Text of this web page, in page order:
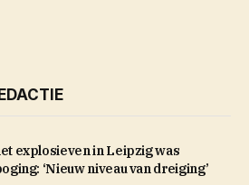
explosieven in Leipzig was
‘Nieuw niveau van dreiging’